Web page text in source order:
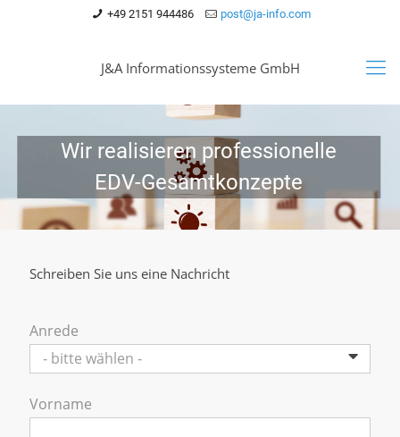
+49 2151 944486 post@ja-info.com
J&A Informationssysteme GmbH
Wir realisieren professionelle
EDV-Gesamtkonzepte
Schreiben Sie uns eine Nachricht
Anrede
- bitte wählen -
Vorname